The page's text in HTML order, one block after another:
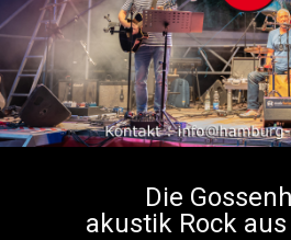
Die
akustik Rock